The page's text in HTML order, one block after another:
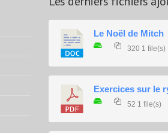
Le Noël de Mitch
320 1 file(s)
Exercices sur le
52 1 file(s)